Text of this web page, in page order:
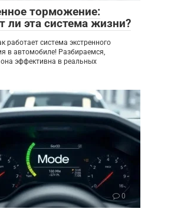
торможение:
ли эта система жизни?
работает система экстренного
в автомобиле! Разбираемся,
она эффективна в реальных
0